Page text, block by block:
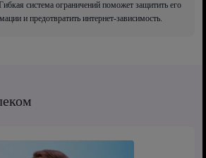
система ограничений поможет защитить его
и предотвратить интернет-зависимость.